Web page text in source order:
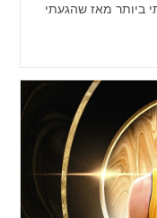
ביותר מאז שהגעתי